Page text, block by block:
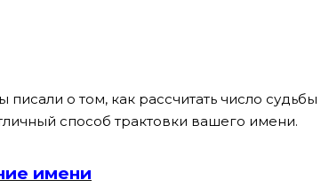
писали о том, как рассчитать число
способ трактовки вашего имени.
имени